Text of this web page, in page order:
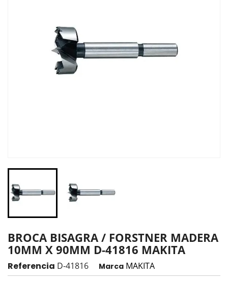
BROCA BISAGRA / FORSTNER MADERA
10MM X 90MM D-41816 MAKITA
Referencia D-41816 Marca MAKITA